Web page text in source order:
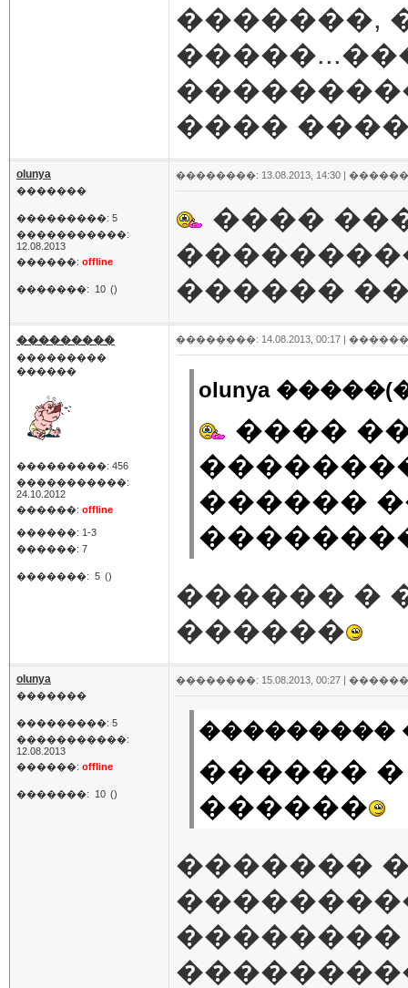
�������,
����
olunya
�������
���������: 5
�����������:
12.08.2013
������: offline
�������: 10 ()
��������: 13.08.2013, 14:30 |
����
������
���������
���������
������
���������: 456
�����������:
24.10.2012
������: offline
������: 1-3
������: 7
�������: 5 ()
��������: 14.08.2013, 00:17 |
olunya
����
������
������ �
������
olunya
�������
���������: 5
�����������:
12.08.2013
������: offline
�������: 10 ()
��������: 15.08.2013, 00:27 |
���������
������
������
�������
��������